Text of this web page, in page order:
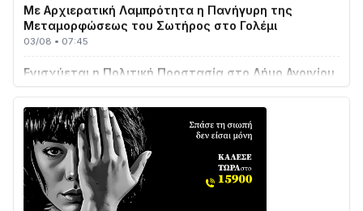
Μεταμορφώσεως του Σωτήρος στο Γολέμι
03/08 • 07:45
με δύο νέα υδροφόρα οχήματα
02/08 • 18:26
Διαβάστε την «Ναυπακτία» που κυκλοφορεί
31/07 • 08:16
Δωρίδα για Όλους: «Καμία εκχώρηση των νερών
στην ΕΥΔΑΠ»
28/07 • 21:46